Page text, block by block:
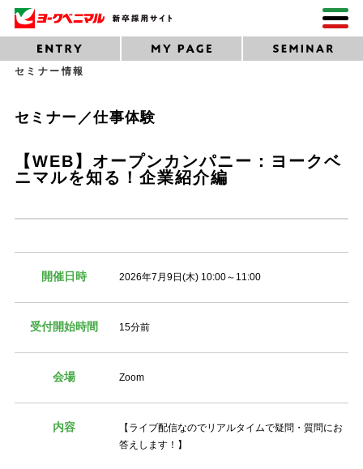
セミナー情報
セミナー／仕事体験
【WEB】オープンカンパニー：ヨークベ
ニマルを知る！企業紹介編
開催日時 2026年7月9日(木) 10:00～11:00
受付開始時間 15分前
会場 Zoom
内容
【ライブ配信なのでリアルタイムで疑問・質問にお
答えします！】